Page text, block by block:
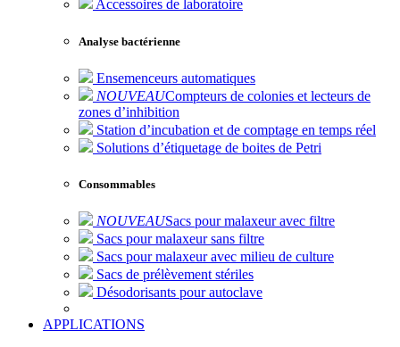
Accessoires de laboratoire
Analyse bactérienne
Ensemenceurs automatiques
NOUVEAUCompteurs de colonies et lecteurs de
zones d’inhibition
Station d’incubation et de comptage en temps réel
Solutions d’étiquetage de boites de Petri
Consommables
NOUVEAUSacs pour malaxeur avec filtre
Sacs pour malaxeur sans filtre
Sacs pour malaxeur avec milieu de culture
Sacs de prélèvement stériles
Désodorisants pour autoclave
APPLICATIONS